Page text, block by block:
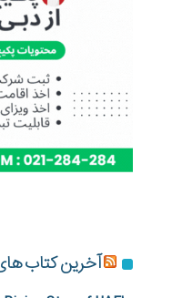
آخرین کتاب